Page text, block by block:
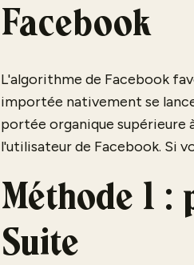
Facebook
L'algorithme de Facebook
importée nativement se
portée organique supérieure
l'utilisateur de Facebook. Si
Méthode 1 :
Suite